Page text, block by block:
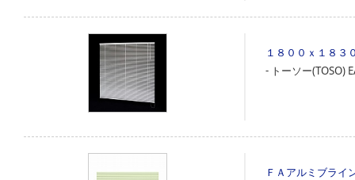
１８００ｘ１８
‐ トーソー(TOSO)
ＦＡアルミブライ